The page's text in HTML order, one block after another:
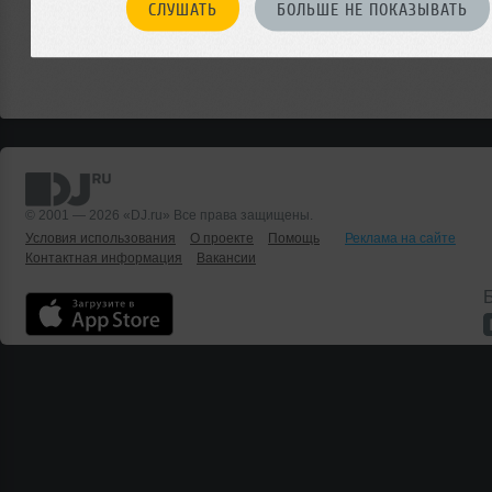
СЛУШАТЬ БОЛЬШЕ НЕ ПОКАЗЫВАТЬ
© 2001 — 2026 «DJ.ru» Все права защищены.
Условия использования
О проекте Помощь
Реклама на сайте
Контактная информация
Вакансии